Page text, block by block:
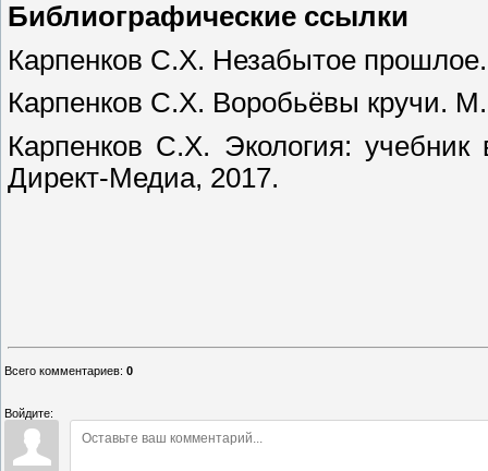
Библиографические ссылки
Карпенков С.Х. Незабытое
Карпенков С.Х. Воробьёвы кручи.
Карпенков С.Х. Экология:
Директ-Медиа, 2017.
Всего комментариев: 0
Войдите: